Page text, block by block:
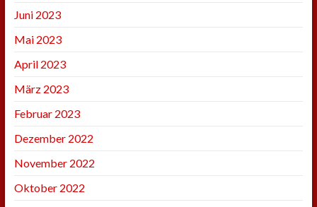
Juni 2023
Mai 2023
April 2023
März 2023
Februar 2023
Dezember 2022
November 2022
Oktober 2022